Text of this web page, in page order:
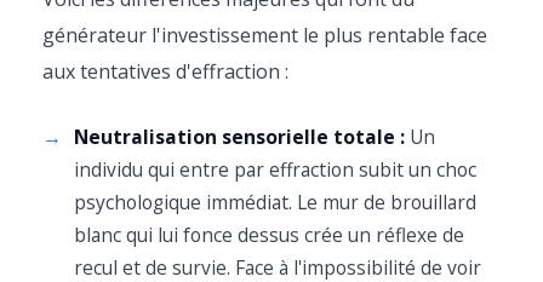
générateur l'investissement le plus rentable face
aux tentatives d'effraction :
Neutralisation sensorielle totale : Un
individu qui entre par effraction subit un choc
psychologique immédiat. Le mur de brouillard
blanc qui lui fonce dessus crée un réflexe de
recul et de survie. Face à l'impossibilité de voir